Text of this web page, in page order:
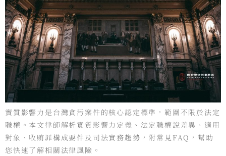
實質影響力是台灣貪污案件的核心認定標準，範圍不限於法定
職權。本文律師解析實質影響力定義、法定職權說差異、適用
對象、收賄罪構成要件及司法實務趨勢，附常見FAQ，幫助
您快速了解相關法律風險。